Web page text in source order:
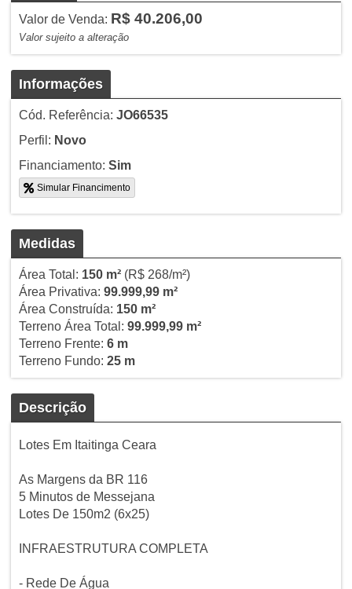
Valor de Venda: R$ 40.206,00
Valor sujeito a alteração
Informações
Cód. Referência: JO66535
Perfil: Novo
Financiamento: Sim
Simular Financimento
Medidas
Área Total: 150 m²(R$ 268/m²)
Área Privativa: 99.999,99 m²
Área Construída: 150 m²
Terreno Área Total: 99.999,99 m²
Terreno Frente: 6 m
Terreno Fundo: 25 m
Descrição
Lotes Em Itaitinga Ceara
As Margens da BR 116
5 Minutos de Messejana
Lotes De 150m2 (6x25)
INFRAESTRUTURA COMPLETA
- Rede De Água